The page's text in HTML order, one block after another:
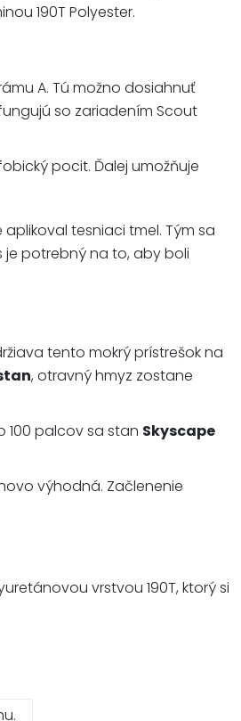
190T Polyester.
A. Tú možno dosiahnuť
so zariadením Scout
pocit. Ďalej umožňuje
tesniaci tmel. Tým sa
je potrebný na to, aby boli
tento mokrý prístrešok na
, otravný hmyz zostane
100 palcov sa stan Skyscape
výhodná. Začlenenie
vrstvou 190T, ktorý si